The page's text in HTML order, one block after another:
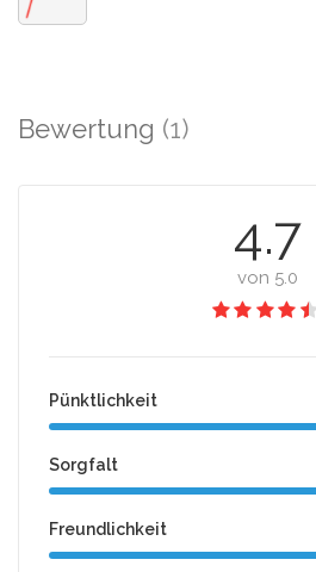
Bewertung (1)
4.7
von 5.0
Pünktlichkeit
Sorgfalt
Freundlichkeit